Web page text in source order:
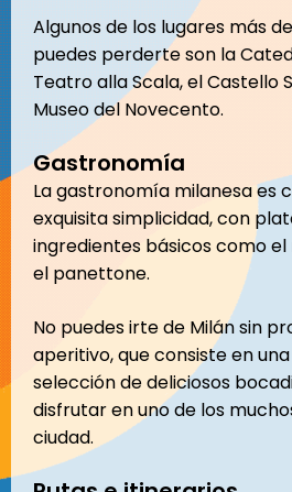
Algunos de los lugares más
puedes perderte son la
Teatro alla Scala, el Castello
Museo del Novecento.
Gastronomía
La gastronomía milanesa es
exquisita simplicidad, con
ingredientes básicos como
el panettone.
No puedes irte de Milán sin
aperitivo, que consiste en
selección de deliciosos
disfrutar en uno de los
ciudad.